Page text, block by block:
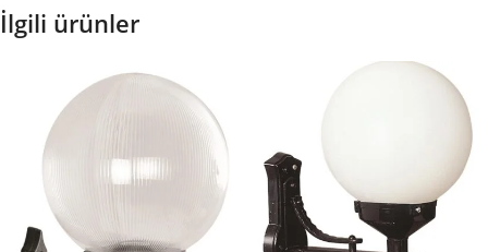
İlgili ürünler